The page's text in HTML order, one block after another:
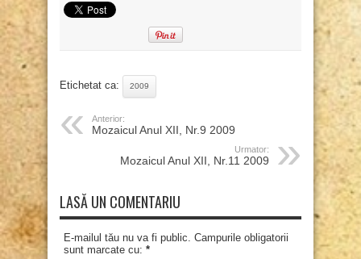
Etichetat ca: 2009
Anterior:
Mozaicul Anul XII, Nr.9 2009
Urmator:
Mozaicul Anul XII, Nr.11 2009
LASĂ UN COMENTARIU
E-mailul tău nu va fi public. Campurile obligatorii
sunt marcate cu: *